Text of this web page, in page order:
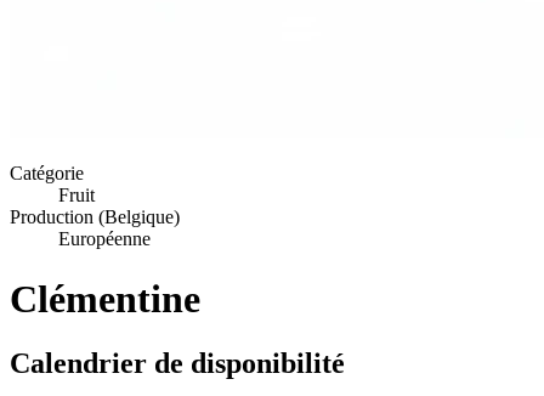
Catégorie
Fruit
Production (Belgique)
Européenne
Clémentine
Calendrier de disponibilité